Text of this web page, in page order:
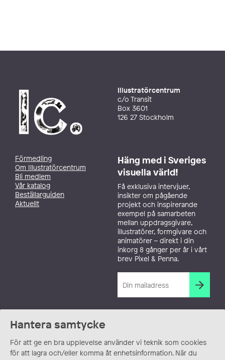
Hantera samtycke
För att ge en bra upplevelse använder vi teknik som cookies
för att lagra och/eller komma åt enhetsinformation. När du
Illustratörcentrum
c/o Transit
Box 3601
126 27 Stockholm
Förmedling
Om Illustratörcentrum
Bli medlem
Vår katalog
Beställarguiden
Aktuellt
Häng med i Sveriges
visuella värld!
Få exklusiva intervjuer,
insikter om pågående
projekt och inspirerande
exempel på samarbeten
mellan uppdragsgivare,
illustratörer, formgivare och
animatörer – direkt i din
inkorg 8 gånger per år i vårt
brev Pixel & Penna.